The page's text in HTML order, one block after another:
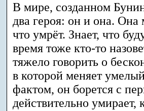
В мире, созданном
два героя: он и она. Она
что умрёт. Знает, что
время тоже кто-то
тяжело говорить о
в которой меняет
фактом, он борется с
действительно умирает,